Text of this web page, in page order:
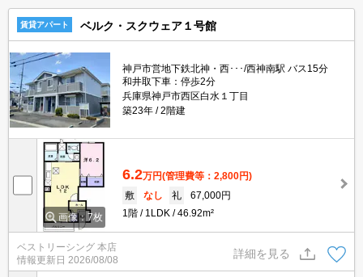
賃貸アパート ベルク・スクウェア１号館
神戸市営地下鉄北神・西･･･/西神南駅 バス15分
和井取下車：停歩2分
兵庫県神戸市西区白水１丁目
築23年
2階建
画像：7枚
6.2万円(管理費等：2,800円)
敷
なし 礼
67,000円
1階
1LDK 46.92m²
ベストリーシング 本店
情報更新日 2026/08/08
詳細を見る